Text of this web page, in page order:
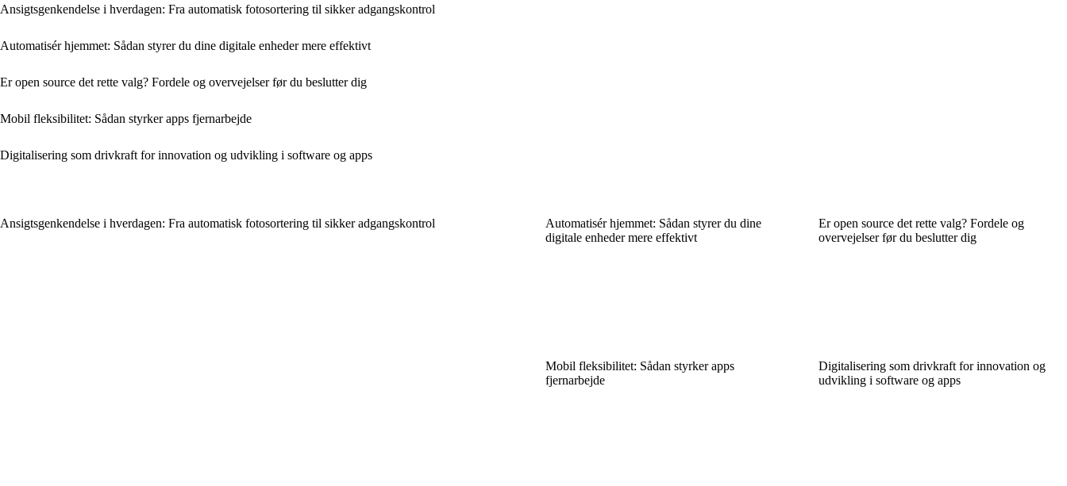
Ansigtsgenkendelse i hverdagen: Fra automatisk fotosortering til sikker adgangskontrol
Automatisér hjemmet: Sådan styrer du dine digitale enheder mere effektivt
Er open source det rette valg? Fordele og overvejelser før du beslutter dig
Mobil fleksibilitet: Sådan styrker apps fjernarbejde
Digitalisering som drivkraft for innovation og udvikling i software og apps
Ansigtsgenkendelse i hverdagen: Fra automatisk fotosortering til sikker adgangskontrol
Automatisér hjemmet: Sådan styrer du dine
digitale enheder mere effektivt
Er open source det rette valg? Fordele og
overvejelser før du beslutter dig
Mobil fleksibilitet: Sådan styrker apps
fjernarbejde
Digitalisering som drivkraft for innovation og
udvikling i software og apps